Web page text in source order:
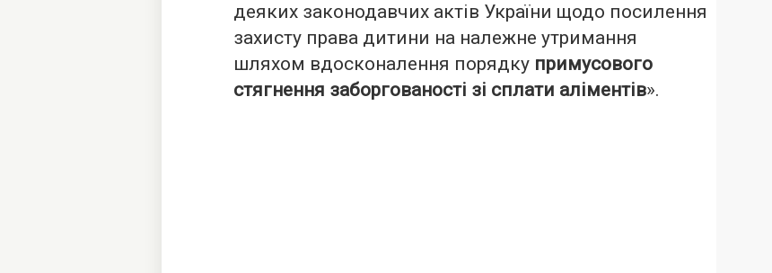
деяких законодавчих актів України щодо посилення
захисту права дитини на належне утримання
шляхом вдосконалення порядку примусового
стягнення заборгованості зі сплати аліментів».